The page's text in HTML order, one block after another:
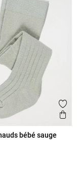
bébé sauge